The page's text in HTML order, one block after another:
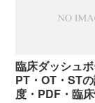
臨床ダッシュボ
PT・OT・ST
度・PDF・臨